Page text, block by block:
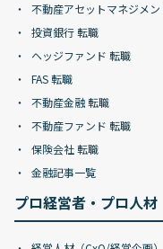
不動産アセットマネジメ
投資銀行 転職
ヘッジファンド 転職
FAS 転職
不動産金融 転職
不動産ファンド 転職
保険会社 転職
金融記事一覧
プロ経営者・プロ人材